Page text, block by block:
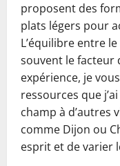
proposent des
plats légers pour
L’équilibre entre
souvent le
expérience, je
ressources que
champ à d’autres
comme Dijon ou
esprit et de varier